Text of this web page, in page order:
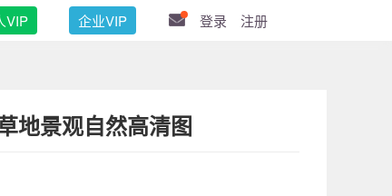
VIP 企业VIP 登录 注册
地景观自然高清图